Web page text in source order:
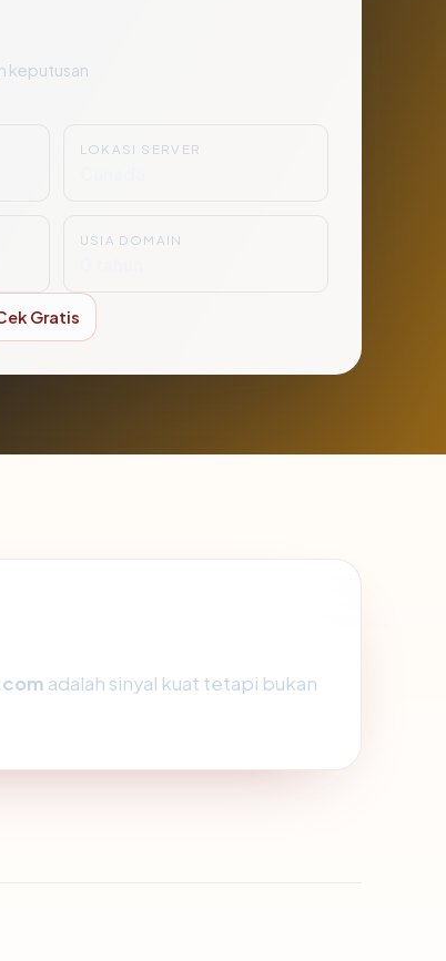
keputusan
LOKASI SERVER
USIA DOMAIN
Gratis
adalah sinyal kuat tetapi bukan